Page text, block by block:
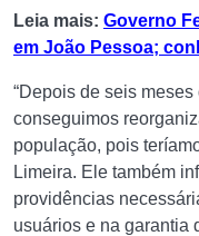
Leia mais: Governo
em João Pessoa;
“Depois de seis
conseguimos
população, pois
Limeira. Ele também
providências
usuários e na garantia